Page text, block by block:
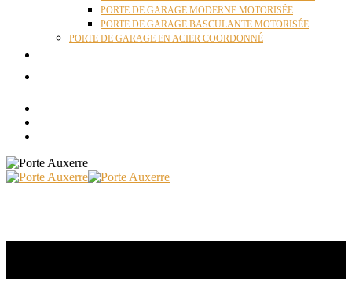
PORTE DE GARAGE MODERNE MOTORISÉE
PORTE DE GARAGE BASCULANTE MOTORISÉE
PORTE DE GARAGE EN ACIER COORDONNÉ